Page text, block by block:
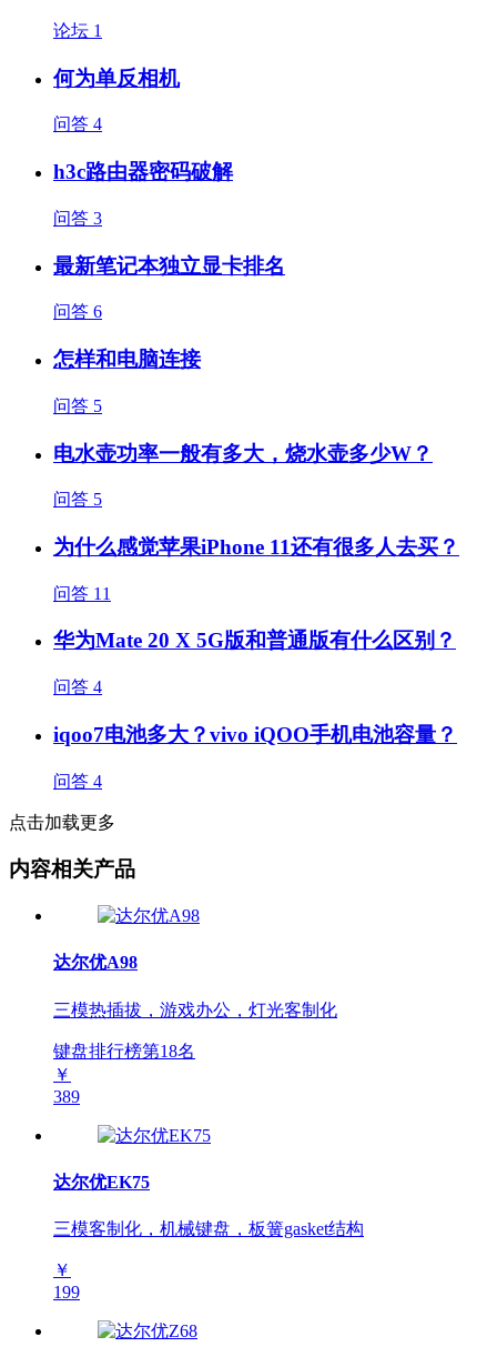
论坛 1
何为单反相机
问答 4
h3c路由器密码破解
问答 3
最新笔记本独立显卡排名
问答 6
怎样和电脑连接
问答 5
电水壶功率一般有多大，烧水壶多少W？
问答 5
为什么感觉苹果iPhone 11还有很多人去买？
问答 11
华为Mate 20 X 5G版和普通版有什么区别？
问答 4
iqoo7电池多大？vivo iQOO手机电池容量？
问答 4
点击加载更多
内容相关产品
达尔优A98
三模热插拔，游戏办公，灯光客制化
键盘排行榜第18名
￥
389
达尔优EK75
三模客制化，机械键盘，板簧gasket结构
￥
199